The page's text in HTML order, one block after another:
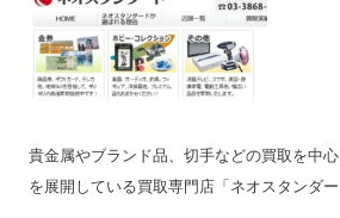
貴金属やブランド品、切手などの買取を中
を展開している買取専門店「ネオスタンダー